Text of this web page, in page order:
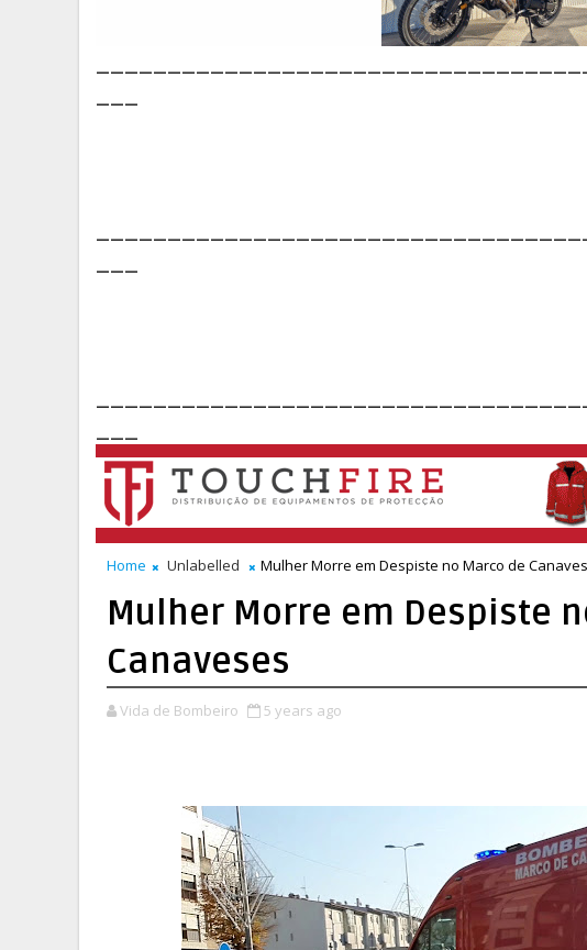
Home Unlabelled Mulher Morre em Despiste no Marco de
Mulher Morre em Despiste
Canaveses
Vida de Bombeiro 5 years ago